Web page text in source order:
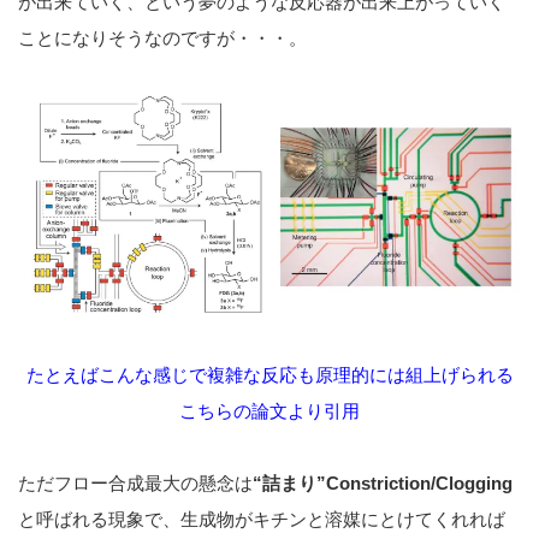
ことになりそうなのですが・・・。
たとえばこんな感じで複雑な反応も原理的には組上げられる
こちらの論文より引用
ただフロー合成最大の懸念は“詰まり”Constriction/Clogging
と呼ばれる現象で、生成物がキチンと溶媒にとけてくれれば